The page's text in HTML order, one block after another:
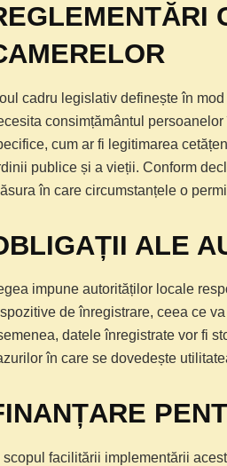
cadru legislativ definește în
consimțământul
cum ar fi legitimarea
publice și a vieții. Conform
în care circumstanțele o
ALE
impune autorităților locale
de înregistrare, ceea ce
datele înregistrate vor fi
în care se dovedește
scopul facilitării implementării